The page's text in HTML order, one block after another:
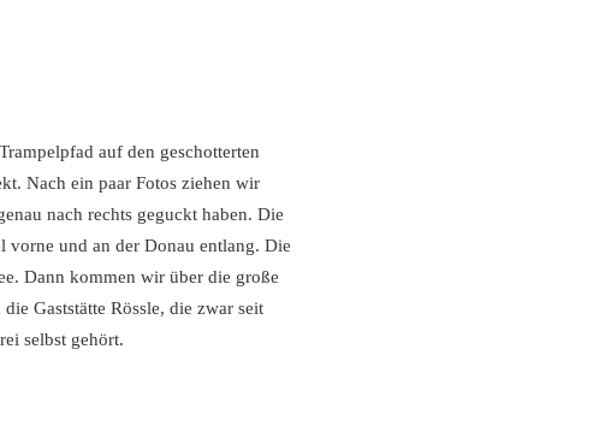
auf den geschotterten
Nach ein paar Fotos ziehen wir
nach rechts geguckt haben. Die
vorne und an der Donau entlang. Die
Dann kommen wir über die große
Gaststätte Rössle, die zwar seit
selbst gehört.